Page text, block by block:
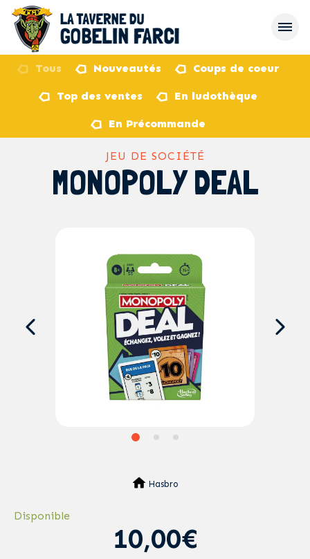
Tous Nouveautés Coups de coeur
Top des ventes En ludothèque
En Précommande
JEU DE SOCIÉTÉ
MONOPOLY DEAL
Hasbro
Disponible
10,00€